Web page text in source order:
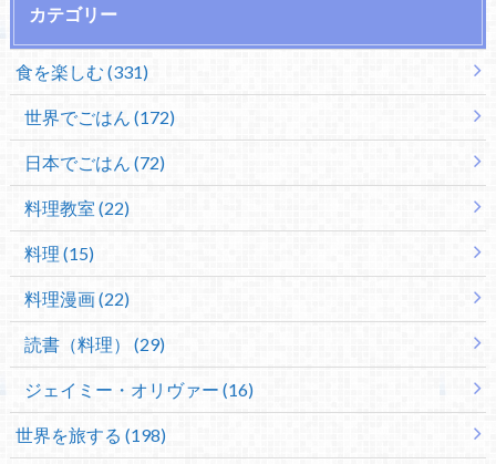
カテゴリー
食を楽しむ (331)
世界でごはん (172)
日本でごはん (72)
料理教室 (22)
料理 (15)
料理漫画 (22)
読書（料理） (29)
ジェイミー・オリヴァー (16)
世界を旅する (198)